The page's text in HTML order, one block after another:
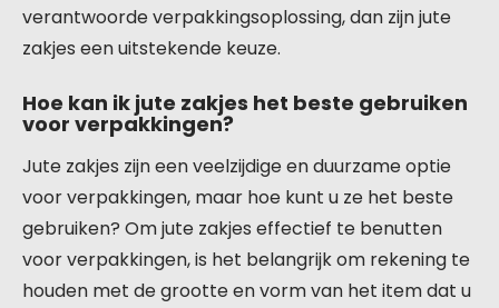
verantwoorde verpakkingsoplossing, dan zijn jute
zakjes een uitstekende keuze.
Hoe kan ik jute zakjes het beste gebruiken
voor verpakkingen?
Jute zakjes zijn een veelzijdige en duurzame optie
voor verpakkingen, maar hoe kunt u ze het beste
gebruiken? Om jute zakjes effectief te benutten
voor verpakkingen, is het belangrijk om rekening te
houden met de grootte en vorm van het item dat u